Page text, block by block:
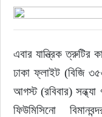
এবার যান্ত্রিক ত্রুটির
ঢাকা ফ্লাইট (বিজি
আগস্ট (রবিবার) সন্ধ্যা
ফিউমিসিনো